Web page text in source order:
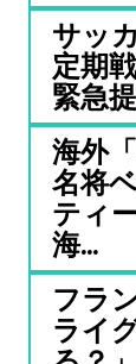
サッ
定期
緊急
海外
名将
ティ
海...
フラ
ライ